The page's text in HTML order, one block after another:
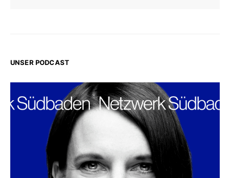
UNSER PODCAST